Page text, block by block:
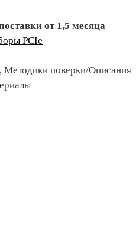
от 1,5 месяца
PCIe
Методики поверки/Описания